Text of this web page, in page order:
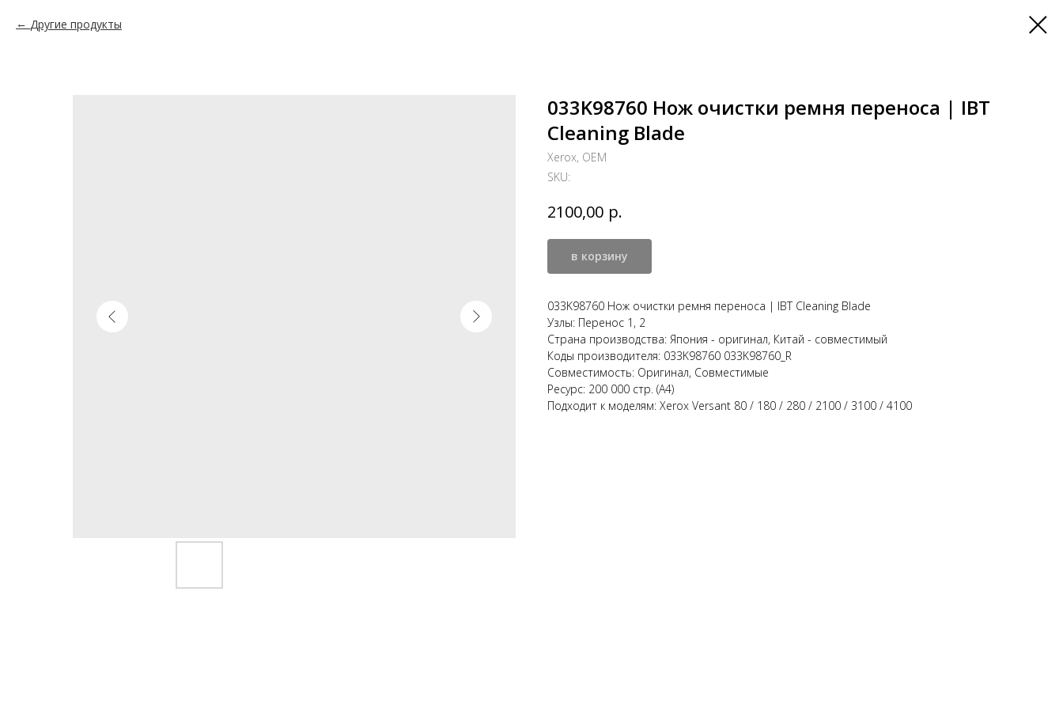
Другие продукты
033K98760 Нож очистки ремня переноса | IBT
Cleaning Blade
Xerox, OEM
SKU:
2100,00 р.
в корзину
033K98760 Нож очистки ремня переноса | IBT Cleaning Blade
Узлы: Перенос 1, 2
Страна производства: Япония - оригинал, Китай - совместимый
Коды производителя: 033K98760 033K98760_R
Совместимость: Оригинал, Совместимые
Ресурс: 200 000 стр. (А4)
Подходит к моделям: Xerox Versant 80 / 180 / 280 / 2100 / 3100 / 4100